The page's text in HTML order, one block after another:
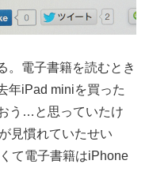
。電子書籍を読むとき
年iPad miniを買った
う…と思っていたけ
見慣れていたせい
て電子書籍はiPhone